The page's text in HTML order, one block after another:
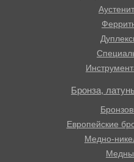
Бронза,
Европейские
Медно-